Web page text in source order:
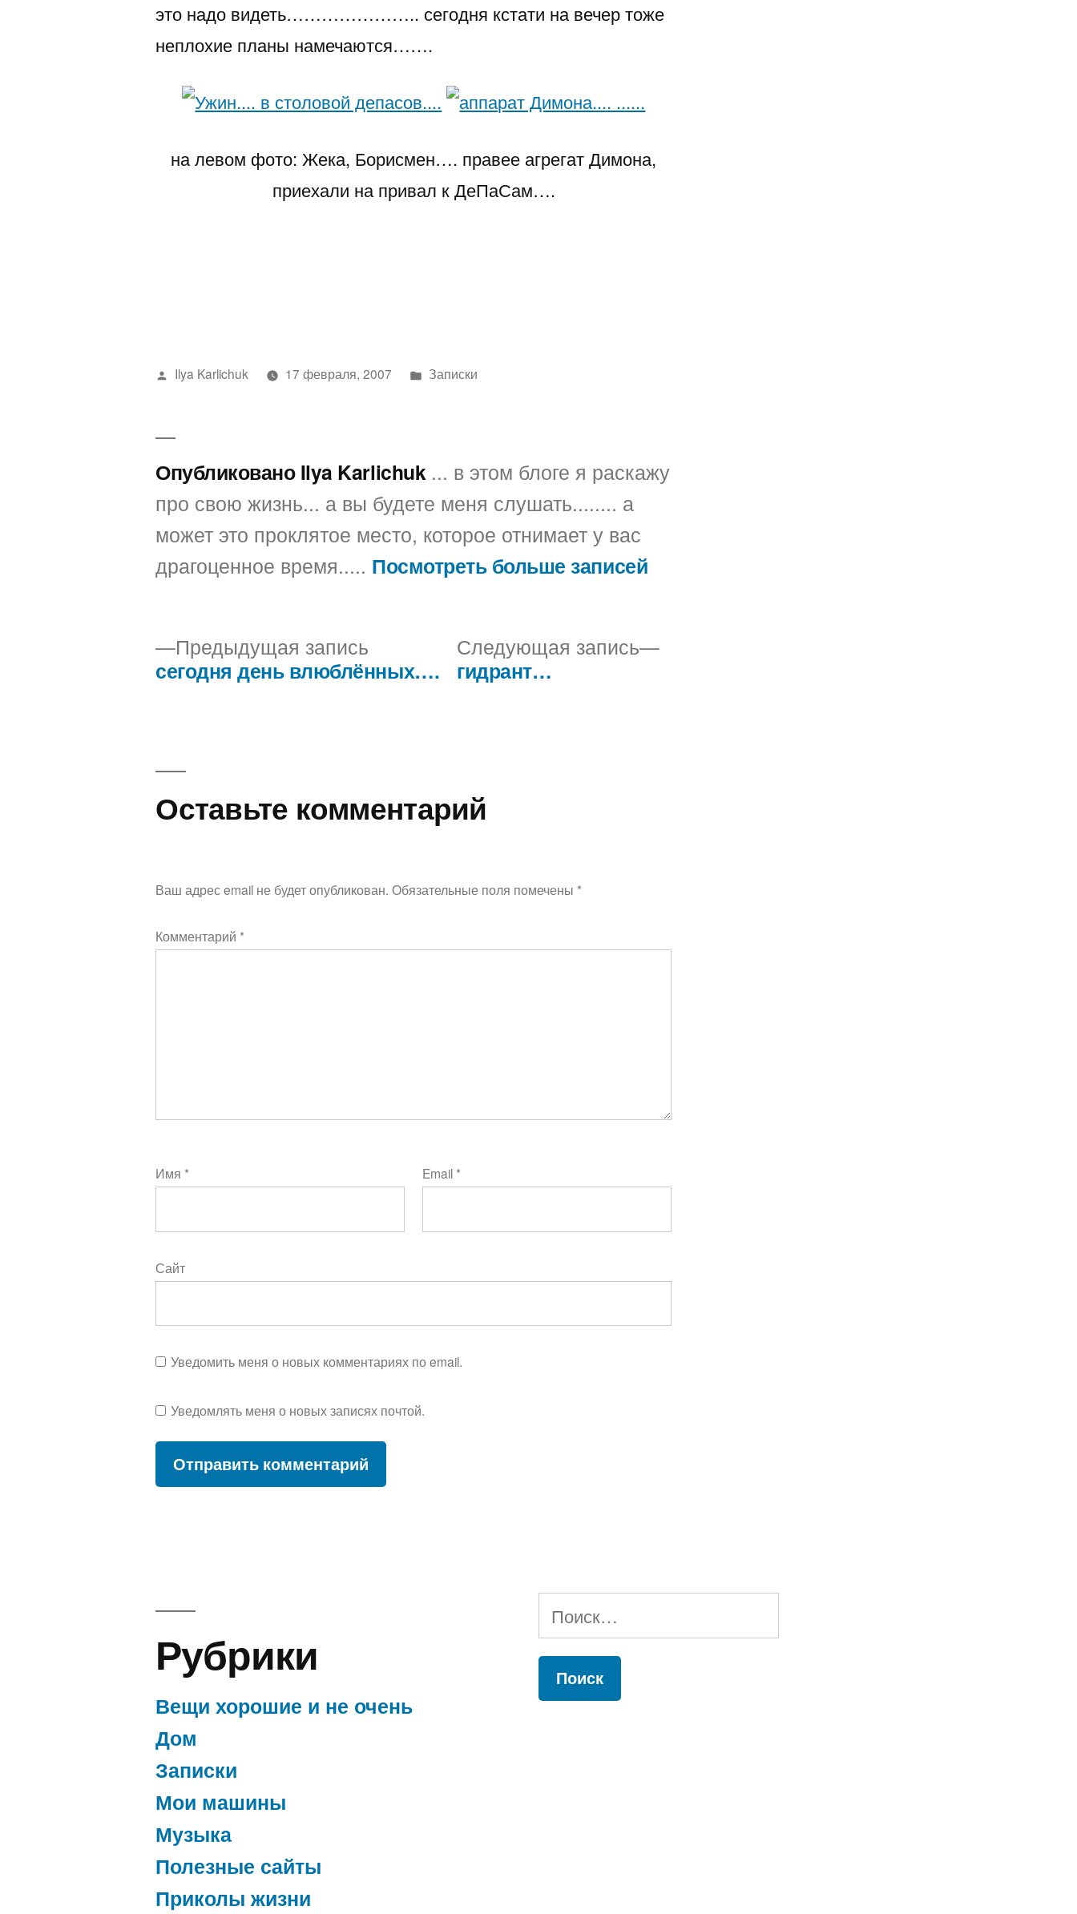
это надо видеть………………….. сегодня кстати на вечер тоже
неплохие планы намечаются…….
на левом фото: Жека, Борисмен…. правее агрегат Димона,
приехали на привал к ДеПаСам….
Написано
Ilya Karlichuk 17 февраля, 2007
Написано
Записки
Опубликовано Ilya Karlichuk ... в этом блоге я раскажу
про свою жизнь... а вы будете меня слушать........ а
может это проклятое место, которое отнимает у вас
драгоценное время..... Посмотреть больше записей
Навигация
записям
Предыдущая запись Предыдущая
запись:
сегодня день влюблённых….
Следующая запись
Следующая
гидрант…
Оставьте комментарий
Ваш адрес email не будет опубликован. Обязательные поля помечены *
Комментарий *
Имя * Email *
Сайт
Уведомить меня о новых комментариях по email.
Уведомлять меня о новых записях почтой.
Рубрики
Вещи хорошие и не очень
Дом
Записки
Мои машины
Музыка
Полезные сайты
Приколы жизни
Найти: